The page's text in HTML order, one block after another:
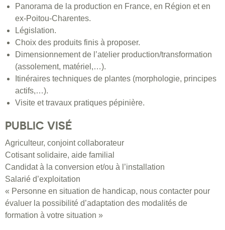
Panorama de la production en France, en Région et en
ex-Poitou-Charentes.
Législation.
Choix des produits finis à proposer.
Dimensionnement de l’atelier production/transformation
(assolement, matériel,…).
Itinéraires techniques de plantes (morphologie, principes
actifs,…).
Visite et travaux pratiques pépinière.
PUBLIC VISÉ
Agriculteur, conjoint collaborateur
Cotisant solidaire, aide familial
Candidat à la conversion et/ou à l’installation
Salarié d’exploitation
« Personne en situation de handicap, nous contacter pour
évaluer la possibilité d’adaptation des modalités de
formation à votre situation »